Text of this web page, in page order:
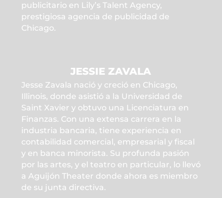
publicitario en Lily’s Talent Agency,
prestigiosa agencia de publicidad de
Chicago.
JESSIE ZAVALA
Jesse Zavala nació y creció en Chicago,
Illinois, donde asistió a la Universidad de
Saint Xavier y obtuvo una Licenciatura en
Finanzas. Con una extensa carrera en la
industria bancaria, tiene experiencia en
contabilidad comercial, empresarial y fiscal
y en banca minorista. Su profunda pasión
por las artes, y el teatro en particular, lo llevó
a Aguijón Theater donde ahora es miembro
de su junta directiva.